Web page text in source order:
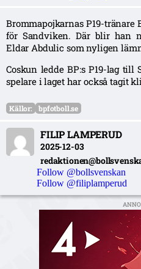
Brommapojkarnas P19-
för Sandviken. Där blir han
Eldar Abdulic som nyligen
Coskun ledde BP:s P19-lag till
spelare i laget har också tagit
Källor: bpfotboll.se
FILIP LAMPERUD
2025-12-03
Follow @bollsvenskan
Follow @filiplamperud